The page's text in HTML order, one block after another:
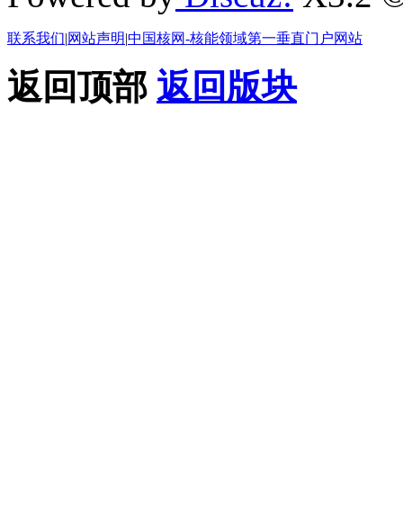
联系我们|网站声明|中国核网-核能领域第一垂直门户网站
返回顶部 返回版块